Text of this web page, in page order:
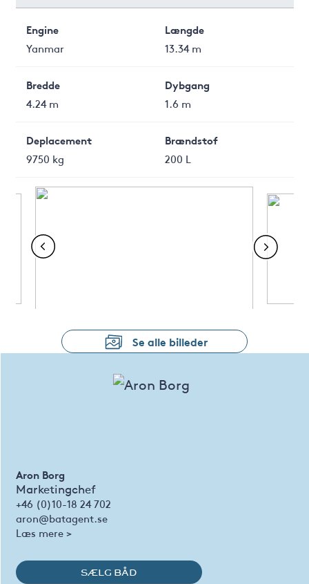
Engine
Yanmar
Længde
13.34 m
Bredde
4.24 m
Dybgang
1.6 m
Deplacement
9750 kg
Brændstof
200 L
Se alle billeder
Aron Borg
Marketingchef
+46 (0)10-18 24 702
aron@batagent.se
Læs mere >
SÆLG BÅD